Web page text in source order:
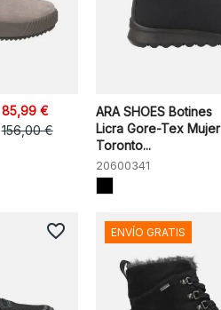
85,99 €
156,00 €
ARA SHOES Botines
Licra Gore-Tex Mujer
Toronto...
20600341
favorite_border ENVÍO GRATIS